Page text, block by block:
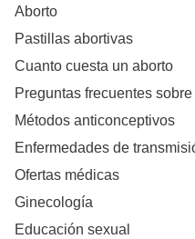
Aborto
Pastillas abortivas
Cuanto cuesta un aborto
Preguntas frecuentes
Métodos anticonceptivos
Enfermedades de
Ofertas médicas
Ginecología
Educación sexual